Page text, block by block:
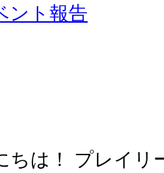
ント報告
ちは！ プレイリ